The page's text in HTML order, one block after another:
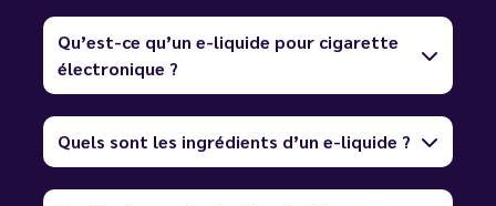
Qu’est-ce qu’un e-liquide pour cigarette
électronique ?
Quels sont les ingrédients d’un e-liquide ?